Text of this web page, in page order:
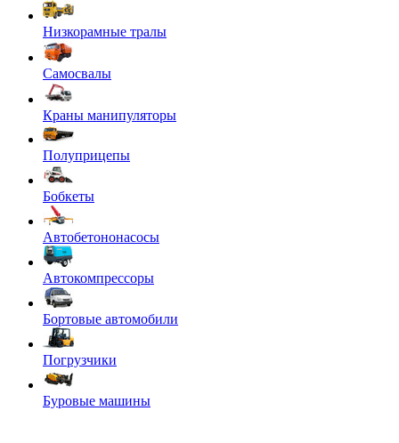
Низкорамные тралы
Самосвалы
Краны манипуляторы
Полуприцепы
Бобкеты
Автобетононасосы
Автокомпрессоры
Бортовые автомобили
Погрузчики
Буровые машины